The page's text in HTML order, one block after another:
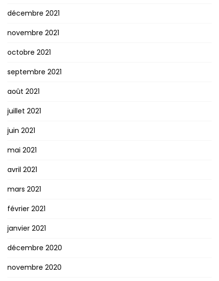
décembre 2021
novembre 2021
octobre 2021
septembre 2021
août 2021
juillet 2021
juin 2021
mai 2021
avril 2021
mars 2021
février 2021
janvier 2021
décembre 2020
novembre 2020